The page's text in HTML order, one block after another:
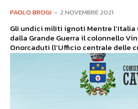
PAOLO BROGI - 2 NOVEMBRE 2021
Gli undici militi ignoti Mentre l’Italia usciva faticosamente
dalla Grande Guerra il colonnello
Onorcaduti (l’Ufficio centrale delle